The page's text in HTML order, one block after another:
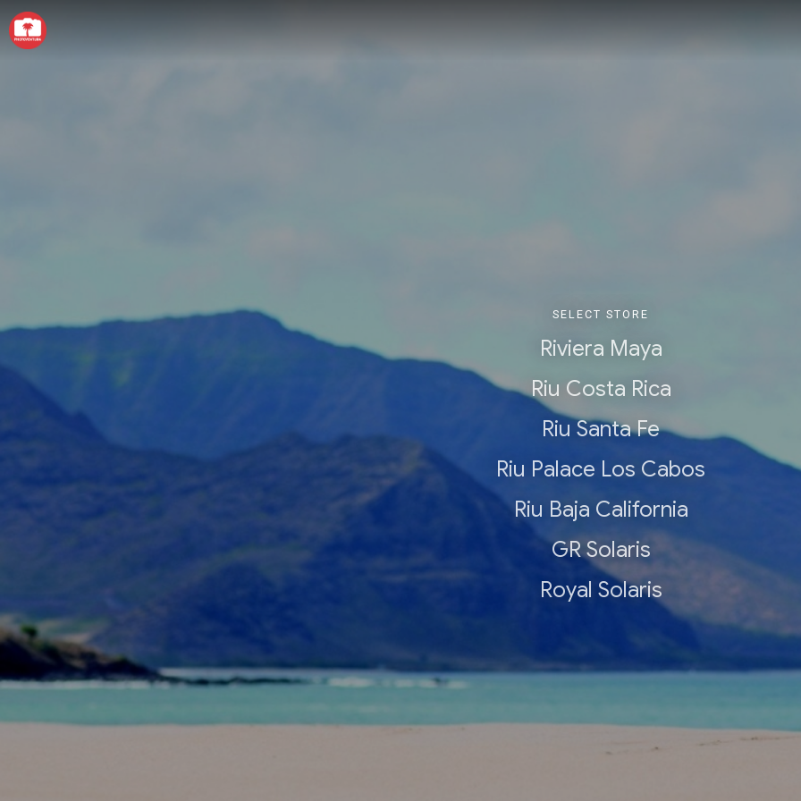
SELECT STORE
Riviera Maya
Riu Costa Rica
Riu Santa Fe
Riu Palace Los Cabos
Riu Baja California
GR Solaris
Royal Solaris